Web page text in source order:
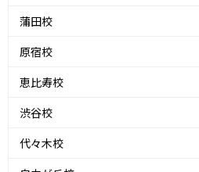
蒲田校
原宿校
恵比寿校
渋谷校
代々木校